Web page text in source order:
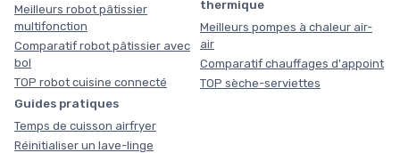
Meilleurs robot pâtissier
multifonction
Comparatif robot pâtissier avec
bol
TOP robot cuisine connecté
thermique
Meilleurs pompes à chaleur air-
air
Comparatif chauffages d'appoint
TOP sèche-serviettes
Guides pratiques
Temps de cuisson airfryer
Réinitialiser un lave-linge